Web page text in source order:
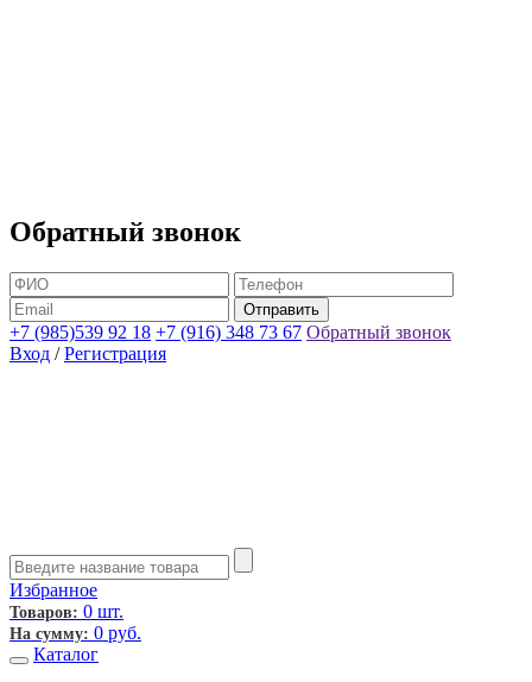
Обратный звонок
+7 (985)539 92 18 +7 (916) 348 73 67 Обратный звонок
Вход / Регистрация
Избранное
Товаров: 0 шт.
На сумму: 0 руб.
Каталог